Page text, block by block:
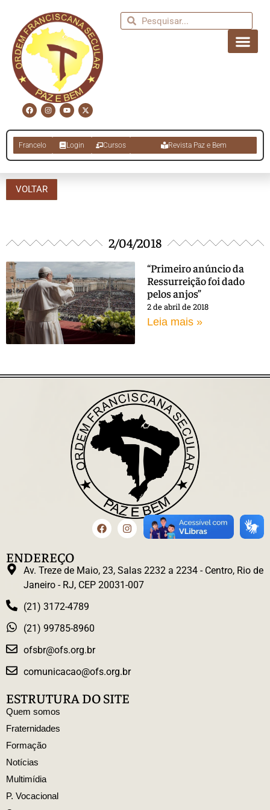
Francelo Login Cursos Revista Paz e Bem
VOLTAR
2/04/2018
“Primeiro anúncio da
Ressurreição foi dado
pelos anjos”
2 de abril de 2018
Leia mais »
ENDEREÇO
Av. Treze de Maio, 23, Salas 2232 a 2234 - Centro, Rio de
Janeiro - RJ, CEP 20031-007
(21) 3172-4789
(21) 99785-8960
ofsbr@ofs.org.br
comunicacao@ofs.org.br
ESTRUTURA DO SITE
Quem somos
Fraternidades
Formação
Notícias
Multimídia
P. Vocacional